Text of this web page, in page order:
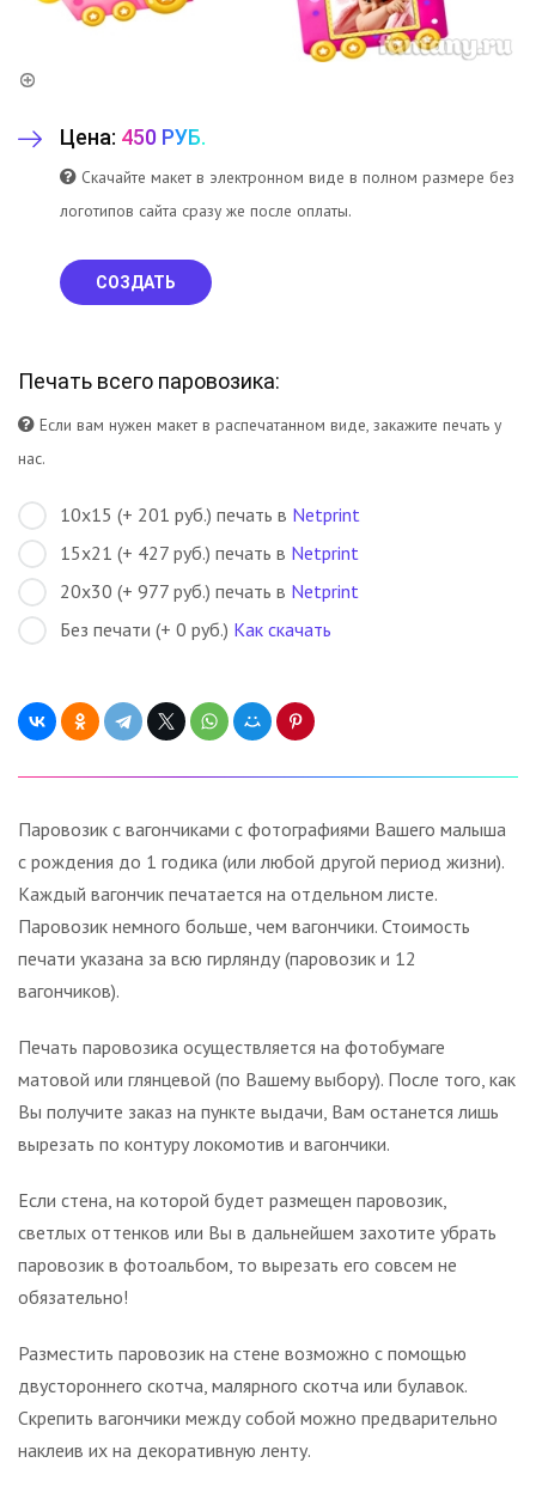
Цена: 450 РУБ.
Скачайте макет в электронном виде в полном размере без
логотипов сайта сразу же после оплаты.
СОЗДАТЬ
Печать всего паровозика:
Если вам нужен макет в распечатанном виде, закажите печать у
нас.
10х15 (+ 201 руб.) печать в Netprint
15х21 (+ 427 руб.) печать в Netprint
20х30 (+ 977 руб.) печать в Netprint
Без печати (+ 0 руб.) Как скачать
Паровозик с вагончиками с фотографиями Вашего малыша
с рождения до 1 годика (или любой другой период жизни).
Каждый вагончик печатается на отдельном листе.
Паровозик немного больше, чем вагончики. Стоимость
печати указана за всю гирлянду (паровозик и 12
вагончиков).
Печать паровозика осуществляется на фотобумаге
матовой или глянцевой (по Вашему выбору). После того, как
Вы получите заказ на пункте выдачи, Вам останется лишь
вырезать по контуру локомотив и вагончики.
Если стена, на которой будет размещен паровозик,
светлых оттенков или Вы в дальнейшем захотите убрать
паровозик в фотоальбом, то вырезать его совсем не
обязательно!
Разместить паровозик на стене возможно с помощью
двустороннего скотча, малярного скотча или булавок.
Скрепить вагончики между собой можно предварительно
наклеив их на декоративную ленту.